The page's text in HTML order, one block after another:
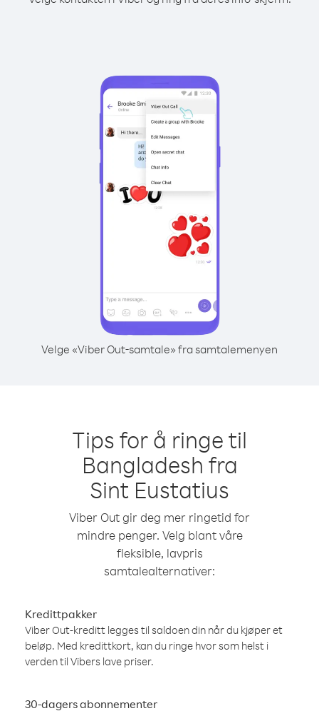
Velge «Viber Out-samtale» fra samtalemenyen
Tips for å ringe til
Bangladesh fra
Sint Eustatius
Viber Out gir deg mer ringetid for
mindre penger. Velg blant våre
fleksible, lavpris
samtalealternativer:
Kredittpakker
Viber Out-kreditt legges til saldoen din når du kjøper et
beløp. Med kredittkort, kan du ringe hvor som helst i
verden til Vibers lave priser.
30-dagers abonnementer